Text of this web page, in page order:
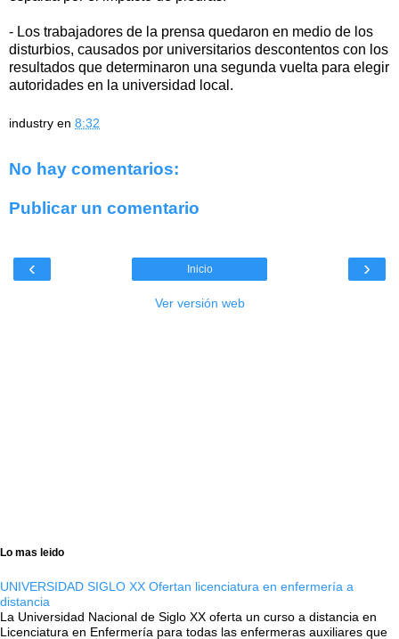
- Los trabajadores de la prensa quedaron en medio de los
disturbios, causados por universitarios descontentos con los
resultados que determinaron una segunda vuelta para elegir
autoridades en la universidad local.
industry en 8:32
No hay comentarios:
Publicar un comentario
‹ ›
Inicio
Ver versión web
Lo mas leido
UNIVERSIDAD SIGLO XX Ofertan licenciatura en enfermería a
distancia
La Universidad Nacional de Siglo XX oferta un curso a distancia en
Licenciatura en Enfermería para todas las enfermeras auxiliares que